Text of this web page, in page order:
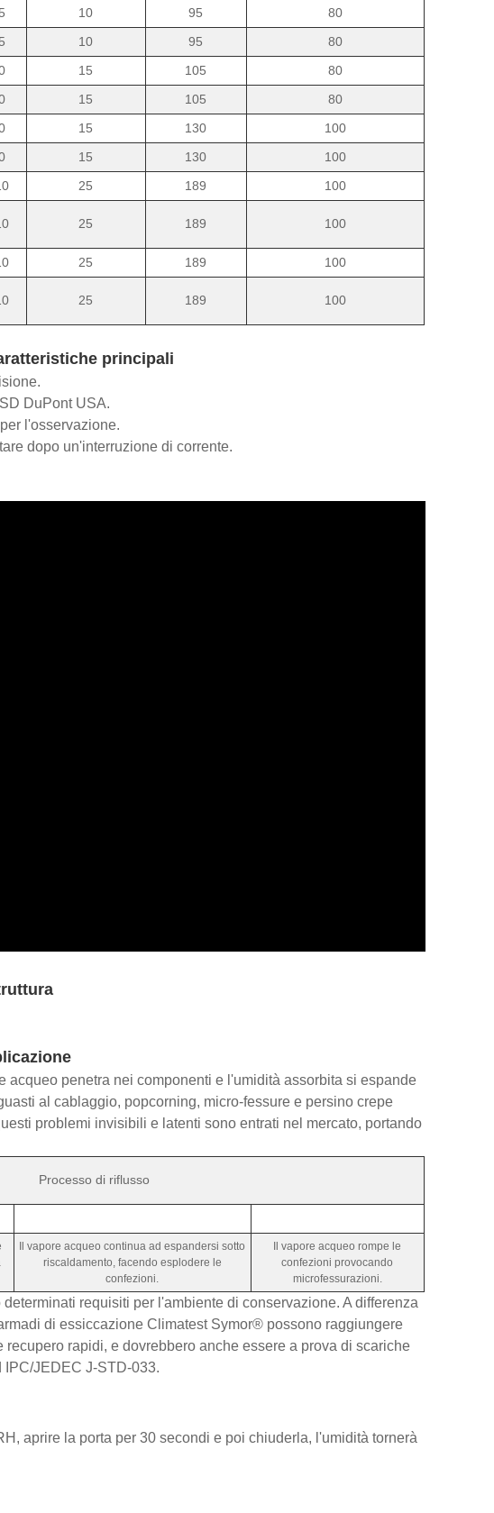
10 95
80
10 95
80
15 105
80
15 105
80
15 130
100
15 130
100
25 189
100
25 189 100
25 189
100
25 189 100
principali
DuPont USA.
l'osservazione.
dopo un'interruzione di corrente.
acqueo penetra nei componenti e l'umidità assorbita si espande
al cablaggio, popcorning, micro-fessure e persino crepe
problemi invisibili e latenti sono entrati nel mercato, portando
Processo di riflusso
Il vapore acqueo continua ad espandersi sotto
riscaldamento, facendo esplodere le
confezioni.
Il vapore acqueo rompe le
confezioni provocando
microfessurazioni.
requisiti per l'ambiente di conservazione. A differenza
di essiccazione Climatest Symor® possono raggiungere
rapidi, e dovrebbero anche essere a prova di scariche
IPC/JEDEC J-STD-033.
aprire la porta per 30 secondi e poi chiuderla, l'umidità tornerà